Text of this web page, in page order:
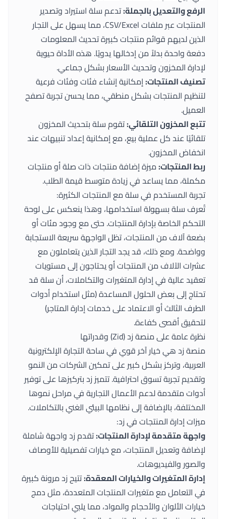
الرفع والتعديل بالجملة:تدعم سلة استيراد وتصدير
المنتجات عبر ملفات CSV/Excel، مما يسهل على التجار
الذين لديهم قوائم منتجات كبيرة تحديث المعلومات
دفعة واحدة بدلاً من إدخالها يدويًا. هذه الأداة حيوية
لإدارة المخزون وتحديث الأسعار بشكل جماعي.
تصنيف المنتجات:إمكانية إنشاء فئات وفئات فرعية
لتنظيم المنتجات بشكل منطقي، مما يحسن تجربة تصفح
العميل.
تتبع المخزون التلقائي:تقوم سلة بتحديث المخزون
تلقائيًا عند كل عملية بيع، مع إمكانية إعداد تنبيهات عند
انخفاض المخزون.
ربط المنتجات:ميزة إضافة منتجات ذات صلة أو منتجات
مكملة، مما يساعد في زيادة متوسط قيمة الطلب.
تجربة المستخدم في سلة مع المنتجات الكثيرة:
تُعرف سلة بسهولة استخدامها، وهذا ينعكس على لوحة
التحكم الخاصة بإدارة المنتجات. حتى مع وجود مئات أو
بضعة آلاف من المنتجات، تظل الواجهة سريعة الاستجابة
وواضحة. ومع ذلك، قد يجد التجار الذين يتعاملون مع
عشرات الآلاف من المنتجات أو يحتاجون إلى مستويات
تعقيد عالية في إدارة المتغيرات والتكاملات، أن سلة قد
تحتاج إلى بعض الحلول المساعدة (مثل استخدام أدوات
الطرف الثالث أو الاعتماد على خدمات إدارة المتاجر)
لتحقيق أقصى كفاءة.
نظرة عامة على منصة زد (Zid) وقدراتها
منصة زد هي خيار آخر قوي في ساحة التجارة الإلكترونية
العربية، وتركز بشكل كبير على تمكين الشركات من النمو
وتقديم تجربة تسوق احترافية. تتميز زد بتركيزها على توفير
أدوات متقدمة لدعم الأعمال التجارية في مراحل نموها
المختلفة، بالإضافة إلى نظامها البيئي الغني بالتكاملات.
ميزات إدارة المنتجات في زد:
واجهة متقدمة لإدارة المنتجات:تقدم زد واجهة شاملة
لإضافة وتعديل المنتجات، مع خيارات تفصيلية للأوصاف
والصور والفيديوهات.
إدارة المتغيرات والخيارات المعقدة:تتيح زد مرونة كبيرة
في التعامل مع متغيرات المنتجات المتعددة، مثل دمج
خيارات الألوان والأحجام والمواد، مما يلبي احتياجات